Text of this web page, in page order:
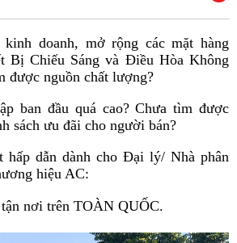
doanh, mở rộng các mặt hàng
Bị Chiếu Sáng và Điều Hòa Không
được nguồn chất lượng?
ban đầu quá cao? Chưa tìm được
sách ưu đãi cho người bán?
hấp dẫn dành cho Đại lý/ Nhà phân
hiệu AC:
nơi trên TOÀN QUỐC.